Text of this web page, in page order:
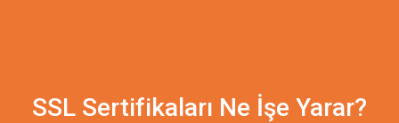
SSL Sertifikaları Ne İşe Yarar?